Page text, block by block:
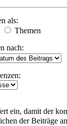
als:
Themen
nach:
ein, damit der
der Beiträge